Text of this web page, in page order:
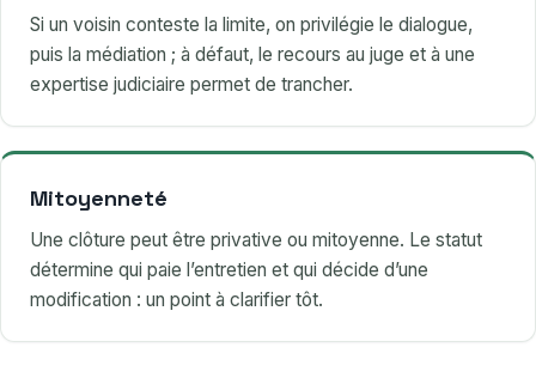
Si un voisin conteste la limite, on privilégie le dialogue,
puis la médiation ; à défaut, le recours au juge et à une
expertise judiciaire permet de trancher.
Mitoyenneté
Une clôture peut être privative ou mitoyenne. Le statut
détermine qui paie l’entretien et qui décide d’une
modification : un point à clarifier tôt.